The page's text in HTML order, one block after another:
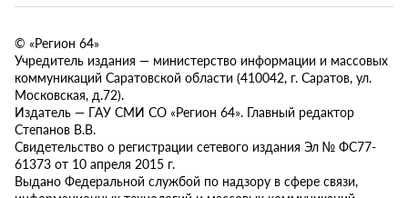
© «Регион 64»
Учредитель издания — министерство информации и массовых
коммуникаций Саратовской области (410042, г. Саратов, ул.
Московская, д.72).
Издатель — ГАУ СМИ СО «Регион 64». Главный редактор
Степанов В.В.
Свидетельство о регистрации сетевого издания Эл № ФС77-
61373 от 10 апреля 2015 г.
Выдано Федеральной службой по надзору в сфере связи,